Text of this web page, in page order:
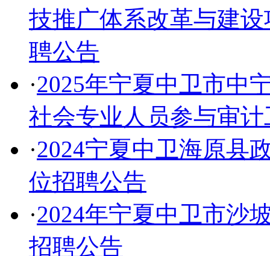
技推广体系改革与建
聘公告
·2025年宁夏中卫市中
社会专业人员参与审
·2024宁夏中卫海原县
位招聘公告
·2024年宁夏中卫市沙
招聘公告